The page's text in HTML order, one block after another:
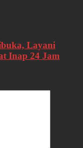
Layani
Inap 24 Jam